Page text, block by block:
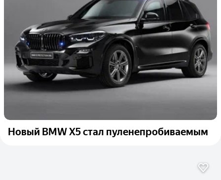
Новый BMW X5 стал пуленепробиваемым